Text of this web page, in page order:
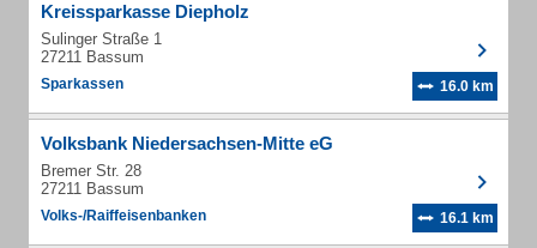
Kreissparkasse Diepholz
Sulinger Straße 1
27211 Bassum
Sparkassen 16.0 km
Volksbank Niedersachsen-Mitte eG
Bremer Str. 28
27211 Bassum
Volks-/Raiffeisenbanken 16.1 km